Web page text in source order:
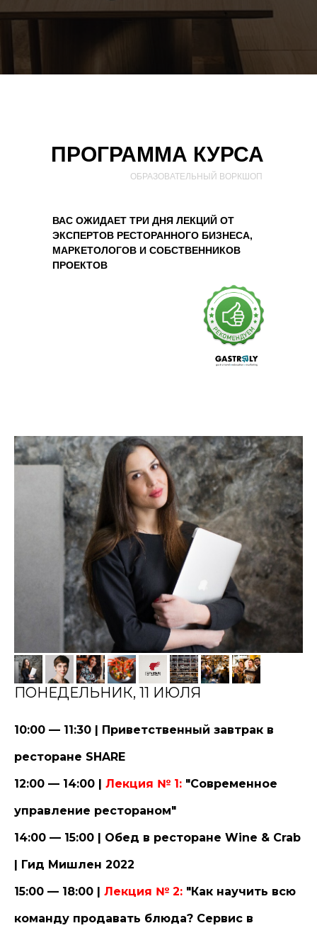
ПРОГРАММА КУРСА
ВАС ОЖИДАЕТ ТРИ ДНЯ ЛЕКЦИЙ ОТ
ЭКСПЕРТОВ РЕСТОРАННОГО БИЗНЕСА,
МАРКЕТОЛОГОВ И СОБСТВЕННИКОВ
ПРОЕКТОВ
ОБРАЗОВАТЕЛЬНЫЙ ВОРКШОП
ПОНЕДЕЛЬНИК, 11 ИЮЛЯ
10:00 — 11:30 | Приветственный завтрак в
ресторане SHARE
12:00 — 14:00 | Лекция № 1: "Современное
управление рестораном"
14:00 — 15:00 | Обед в ресторане Wine & Crab
| Гид Мишлен 2022
15:00 — 18:00 | Лекция № 2: "Как научить всю
команду продавать блюда? Сервис в